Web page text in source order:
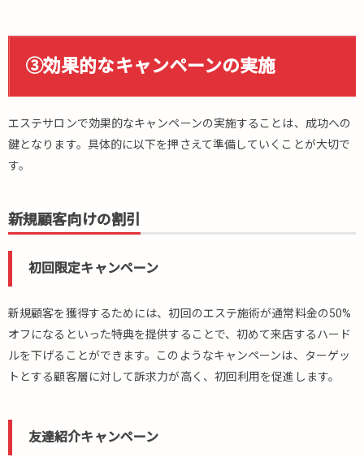
③効果的なキャンペーンの実施
エステサロンで効果的なキャンペーンの実施することは、成功への
鍵となります。具体的に以下を押さえて準備していくことが大切で
す。
新規顧客向けの割引
初回限定キャンペーン
新規顧客を獲得するためには、初回のエステ施術が通常料金の50%
オフになるといった特典を提供することで、初めて来店するハード
ルを下げることができます。このようなキャンペーンは、ターゲッ
トとする顧客層に対して訴求力が高く、初回利用を促進します。
友達紹介キャンペーン